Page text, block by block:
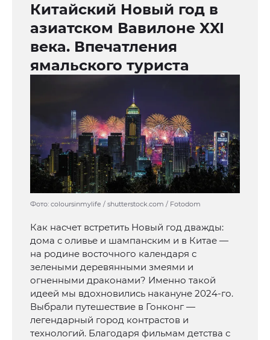
Китайский Новый год в
азиатском Вавилоне XXI
века. Впечатления
ямальского туриста
Фото: coloursinmylife / shutterstock.com / Fotodom
Как насчет встретить Новый год дважды:
дома с оливье и шампанским и в Китае —
на родине восточного календаря с
зелеными деревянными змеями и
огненными драконами? Именно такой
идеей мы вдохновились накануне 2024-го.
Выбрали путешествие в Гонконг —
легендарный город контрастов и
технологий. Благодаря фильмам детства с